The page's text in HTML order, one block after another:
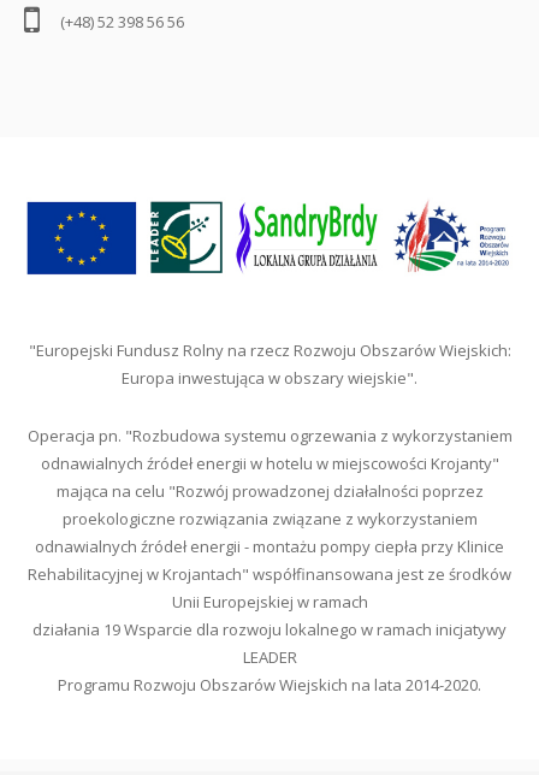
(+48) 52 398 56 56
"Europejski Fundusz Rolny na rzecz Rozwoju Obszarów Wiejskich:
Europa inwestująca w obszary wiejskie".
Operacja pn. "Rozbudowa systemu ogrzewania z wykorzystaniem
odnawialnych źródeł energii w hotelu w miejscowości Krojanty"
mająca na celu "Rozwój prowadzonej działalności poprzez
proekologiczne rozwiązania związane z wykorzystaniem
odnawialnych źródeł energii - montażu pompy ciepła przy Klinice
Rehabilitacyjnej w Krojantach" współfinansowana jest ze środków
Unii Europejskiej w ramach
działania 19 Wsparcie dla rozwoju lokalnego w ramach inicjatywy
LEADER
Programu Rozwoju Obszarów Wiejskich na lata 2014-2020.